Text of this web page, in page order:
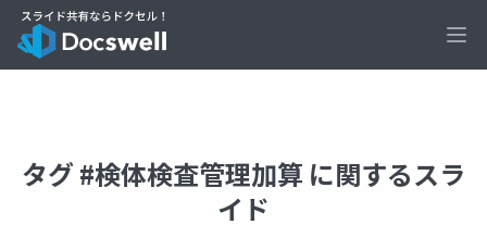
タグ #検体検査管理加算 に関するスラ
イド